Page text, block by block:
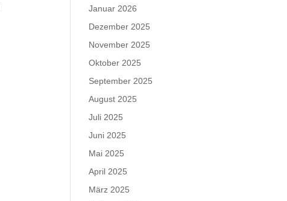
Januar 2026
Dezember 2025
November 2025
Oktober 2025
September 2025
August 2025
Juli 2025
Juni 2025
Mai 2025
April 2025
März 2025